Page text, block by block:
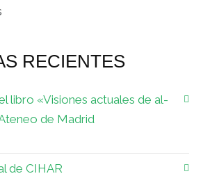
RECIENTES
libro «Visiones actuales de al-
de Madrid
de CIHAR